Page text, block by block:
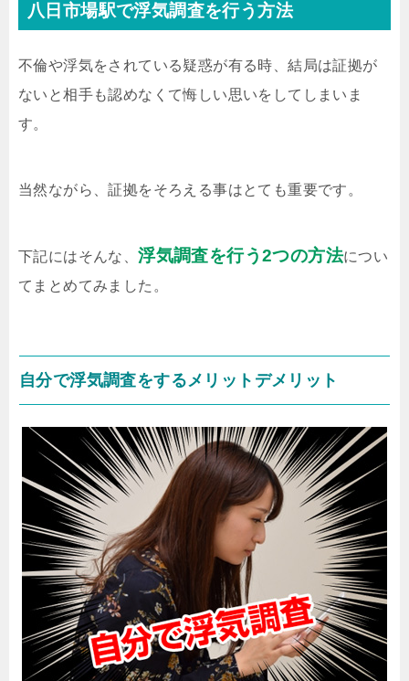
八日市場駅で浮気調査を行う方法
不倫や浮気をされている疑惑が有る時、結局は証拠が
ないと相手も認めなくて悔しい思いをしてしまいま
す。
当然ながら、証拠をそろえる事はとても重要です。
下記にはそんな、浮気調査を行う2つの方法につい
てまとめてみました。
自分で浮気調査をするメリットデメリット